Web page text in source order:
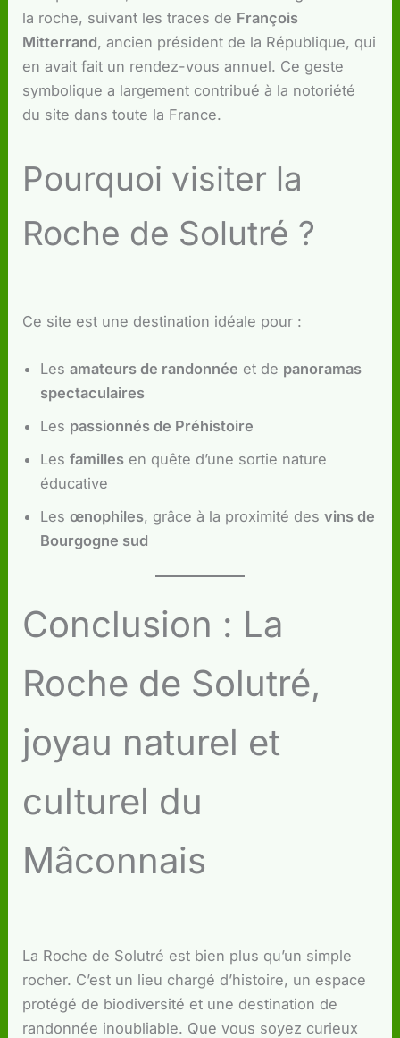
la roche, suivant les traces de François
Mitterrand, ancien président de la République, qui
en avait fait un rendez-vous annuel. Ce geste
symbolique a largement contribué à la notoriété
du site dans toute la France.
Pourquoi visiter la
Roche de Solutré ?
Ce site est une destination idéale pour :
Lesamateurs de randonnée et de panoramas
spectaculaires
Les passionnés de Préhistoire
Lesfamilles en quête d’une sortie nature
éducative
Lesœnophiles, grâce à la proximité desvins de
Bourgogne sud
Conclusion : La
Roche de Solutré,
joyau naturel et
culturel du
Mâconnais
La Roche de Solutré est bien plus qu’un simple
rocher. C’est un lieu chargé d’histoire, un espace
protégé de biodiversité et une destination de
randonnée inoubliable. Que vous soyez curieux